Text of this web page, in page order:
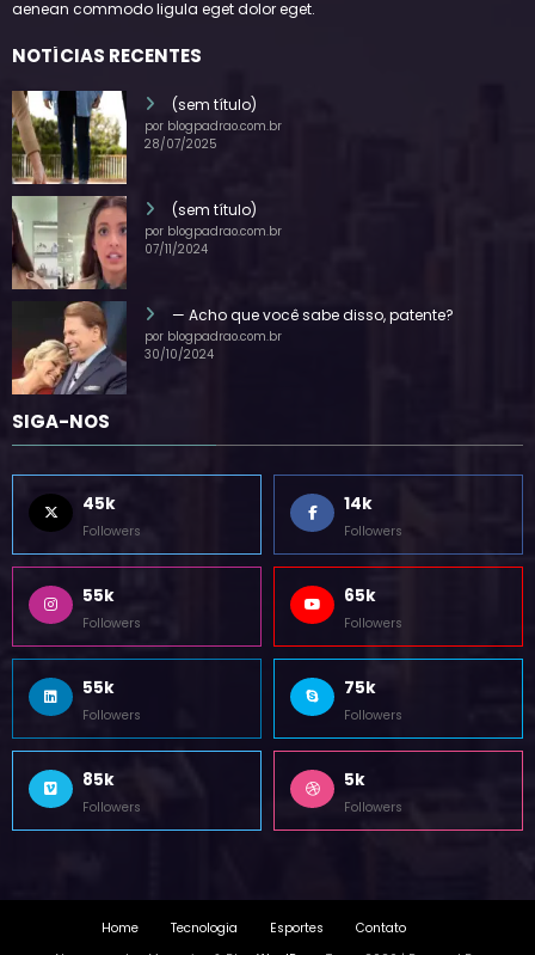
Lorem ipsum dolor sit amet adipiscing elit
(sem título)
por blogpadrao.com.br
(sem título)
por blogpadrao.com.br
— Acho que você sabe disso, patente?
por blogpadrao.com.br
SIGA-NOS
45k
Followers
14k
Followers
55k
Followers
65k
Followers
55k
Followers
75k
Followers
85k
Followers
5k
Followers